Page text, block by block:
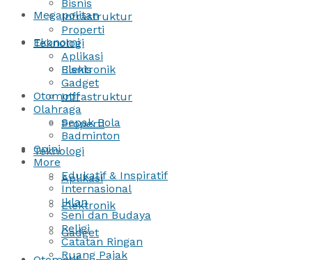
Megapolitan
Ekonomi
Bisnis
Infrastruktur
Properti
Teknologi
Aplikasi
Elektronik
Gadget
Bisnis
Infrastruktur
Properti
Teknologi
Aplikasi
Elektronik
Gadget
Otomotif
Olahraga
Sepak Bola
Badminton
Opini
More
Edukatif & Inspiratif
Internasional
Iklan
Seni dan Budaya
Religi
Catatan Ringan
Ruang Pajak